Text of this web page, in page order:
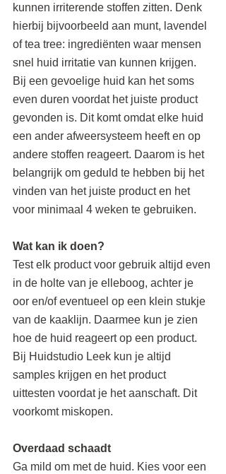
kunnen irriterende stoffen zitten. Denk
hierbij bijvoorbeeld aan munt, lavendel
of tea tree: ingrediënten waar mensen
snel huid irritatie van kunnen krijgen.
Bij een gevoelige huid kan het soms
even duren voordat het juiste product
gevonden is. Dit komt omdat elke huid
een ander afweersysteem heeft en op
andere stoffen reageert. Daarom is het
belangrijk om geduld te hebben bij het
vinden van het juiste product en het
voor minimaal 4 weken te gebruiken.
Wat kan ik doen?
Test elk product voor gebruik altijd even
in de holte van je elleboog, achter je
oor en/of eventueel op een klein stukje
van de kaaklijn. Daarmee kun je zien
hoe de huid reageert op een product.
Bij Huidstudio Leek kun je altijd
samples krijgen en het product
uittesten voordat je het aanschaft. Dit
voorkomt miskopen.
Overdaad schaadt
Ga mild om met de huid. Kies voor een